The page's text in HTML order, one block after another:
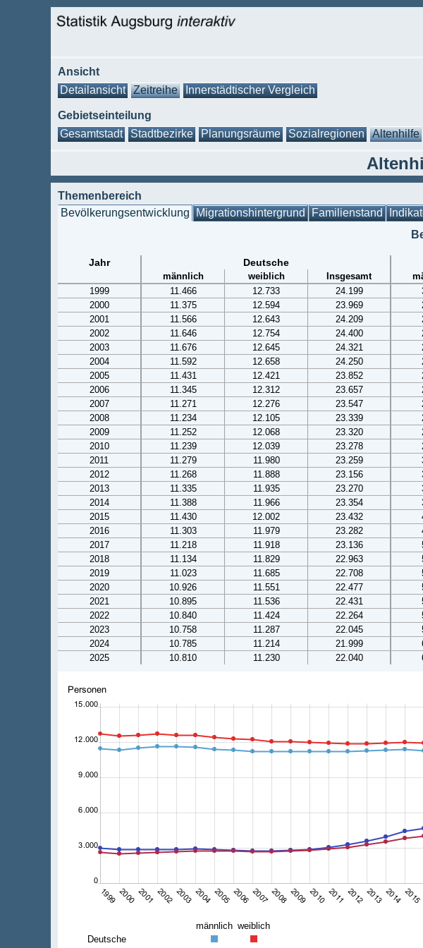
Ansicht
Detailansicht
Zeitreihe Innerstädtischer Vergleich
Gebietseinteilung
Gesamtstadt
Stadtbezirke Planungsräume Sozialregionen Altenhilfe
Themenbereich
Bevölkerungsentwicklung Migrationshintergrund Familienstand
Jahr Deutsche
männlich weiblich Insgesamt
1999
11.466 12.733 24.199
2000
11.375 12.594 23.969
2001
11.566 12.643 24.209
2002
11.646 12.754 24.400
2003
11.676 12.645 24.321
2004
11.592 12.658 24.250
2005
11.431 12.421 23.852
2006
11.345 12.312 23.657
2007
11.271 12.276 23.547
2008
11.234 12.105 23.339
2009
11.252 12.068 23.320
2010
11.239 12.039 23.278
2011
11.279 11.980 23.259
2012
11.268 11.888 23.156
2013
11.335 11.935 23.270
2014
11.388 11.966 23.354
2015
11.430 12.002 23.432
2016
11.303 11.979 23.282
2017
11.218 11.918 23.136
2018
11.134 11.829 22.963
2019
11.023 11.685 22.708
2020
10.926 11.551 22.477
2021
10.895 11.536 22.431
2022
10.840 11.424 22.264
2023
10.758 11.287 22.045
2024
10.785 11.214 21.999
2025
10.810 11.230 22.040
männlich weiblich
Deutsche